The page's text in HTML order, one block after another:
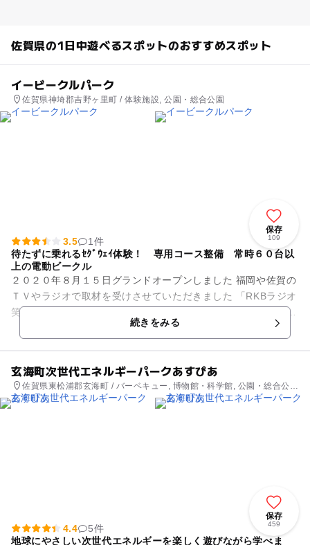
佐賀県の1日中遊べるスポットのおすすめスポット
イービークルパーク
佐賀県神埼郡吉野ヶ里町 / 体験施設, 公園・総合公園
保存
109
3.5
1件
待たずに乗れるｾｸﾞｳｪｲ体験！ 専用コース整備 常時６０台以
上の電動ビークル
２０２０年８月１５日グランドオープンしました 福岡や佐賀の
ＴＶやラジオで取材を受けさせていただきました 「RKBラジオ
笑売繁盛！ウメ子食堂」、えびすＦＭ、ＮＢＣ佐賀 今日感ＴＶ
続きをみる
玄海町次世代エネルギーパークあすぴあ
佐賀県東松浦郡玄海町 / バーベキュー, 博物館・科学館, 公園・総合公
園, 観光
保存
459
4.4
5件
地球にやさしい次世代エネルギーを楽しく遊びながら学べま